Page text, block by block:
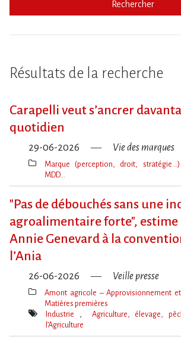
Rechercher
Résultats de la recherche
Carapelli veut s’ancrer
quotidien
29-06-2026 Vie des marques
Thèmes(s)
Marque (perception, droit,
MDD…
"Pas de débouchés sans une
agroalimentaire forte",
Annie Genevard à la
l​‌’Ania
26-06-2026 Veille presse
Thèmes(s)
Amont agricole – Approvisionnement
Matières premières
Mot(s)-
Industrie Agriculture, élevage,
l’Agriculture